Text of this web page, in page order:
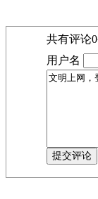
共有评论0
用户名